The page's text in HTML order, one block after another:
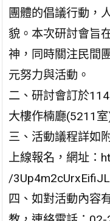
團體的倡議行動，
貌。本次研討會旨
神，同時關注民間
元努力與活動。
二、研討會訂於
大樓作楠廳(5211
三、活動議程詳如
上線報名，網址：
/
四、如對活動內容